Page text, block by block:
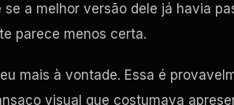
a melhor versão dele já havia
parece menos certa.
mais à vontade. Essa é
visual que costumava